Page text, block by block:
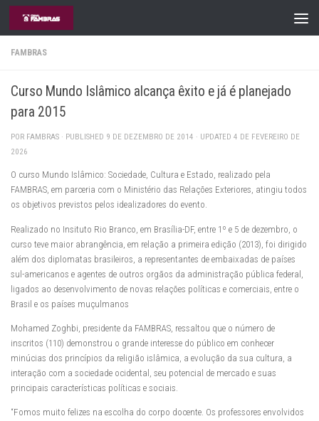
Skip to content
FAMBRAS
Curso Mundo Islâmico alcança êxito e já é planejado
para 2015
POR FAMBRAS · PUBLISHED 9 DE DEZEMBRO DE 2014 · UPDATED 4 DE FEVEREIRO DE
2026
O curso Mundo Islâmico: Sociedade, Cultura e Estado, realizado pela
FAMBRAS, em parceria com o Ministério das Relações Exteriores, atingiu todos
os objetivos previstos pelos idealizadores do evento.
Realizado no Insituto Rio Branco, em Brasília-DF, entre 1º e 5 de dezembro, o
curso teve maior abrangência, em relação a primeira edição (2013), foi dirigido
além dos diplomatas brasileiros, a representantes de embaixadas de países
sul-americanos e agentes de outros orgãos da administração pública federal,
ligados ao desenvolvimento de novas relações políticas e comerciais, entre o
Brasil e os países muçulmanos
Mohamed Zoghbi, presidente da FAMBRAS, ressaltou que o número de
inscritos (110) demonstrou o grande interesse do público em conhecer
minúcias dos princípios da religião islâmica, a evolução da sua cultura, a
interação com a sociedade ocidental, seu potencial de mercado e suas
principais características políticas e sociais.
“Fomos muito felizes na escolha do corpo docente. Os professores envolvidos